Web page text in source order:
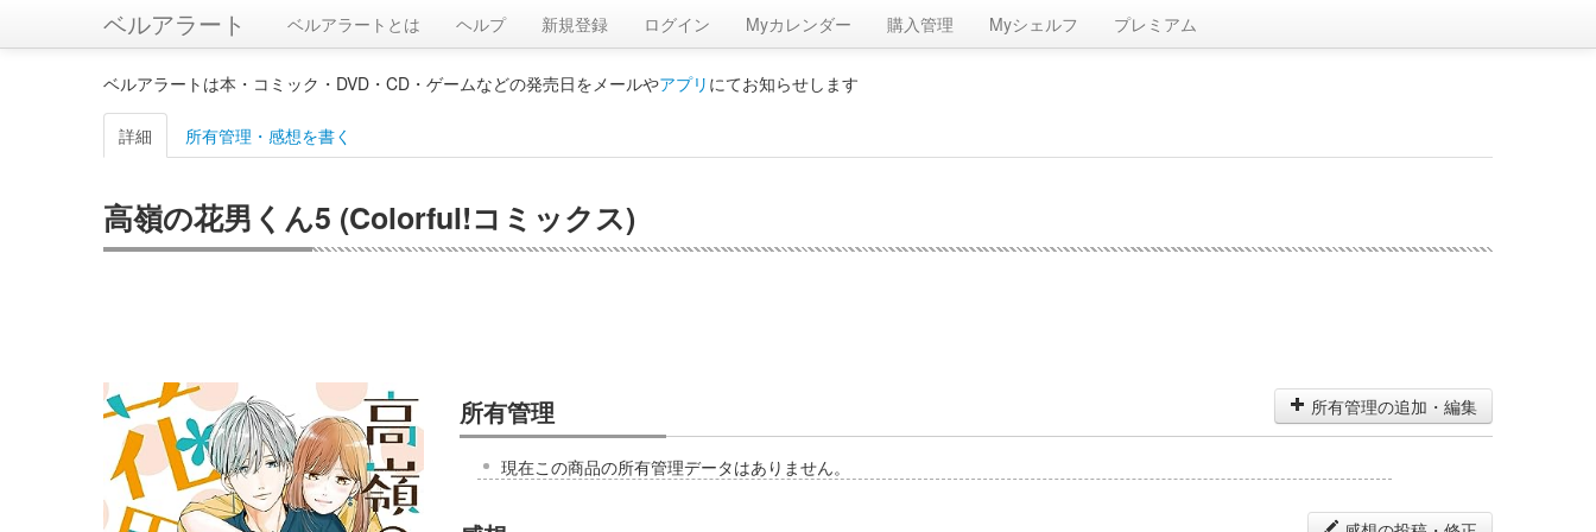
ベルアラート ベルアラートとは ヘルプ 新規登録 ログイン Myカレンダー 購入管理 Myシェルフ プレミアム
ベルアラートは本・コミック・DVD・CD・ゲームなどの発売日をメールやアプリ にてお知らせします
詳細 所有管理・感想を書く
高嶺の花男くん5 (Colorful!コミックス)
所有管理 所有管理の追加・編集
現在この商品の所有管理データはありません。